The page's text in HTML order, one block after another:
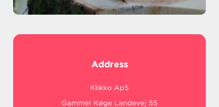
Address